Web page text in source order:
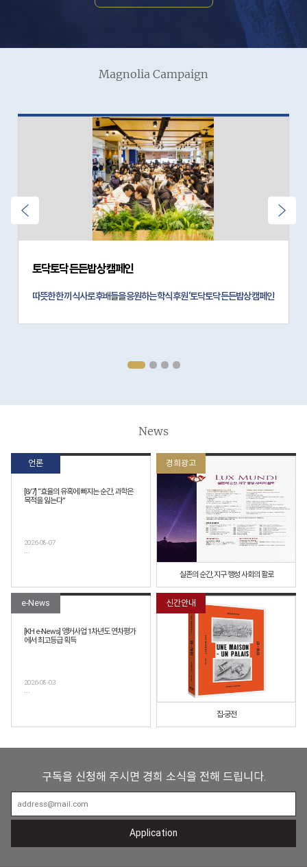
Magnolia Campaign
토닥토닥 든든밥상 캠페인
따뜻한 한 끼 식사로 후배들을 응원하는 학식 후원 ‘토닥토닥 든든밥상 캠페인’
News
언론
[8/7] “효율의 유혹에 빠지는 순간, 과학은
목적을 잃는다”
2026-08-07
경희광고
실존의 순간, 지구 행성 사회의 활로
e-News
[KH e-News] 앵커사업 1차년도 연차평가
에서 최고등급 획득
2026-08-03
신간안내
집-궁전
구독을 신청해 주시면 경희 소식을 전해 드립니다.
Application